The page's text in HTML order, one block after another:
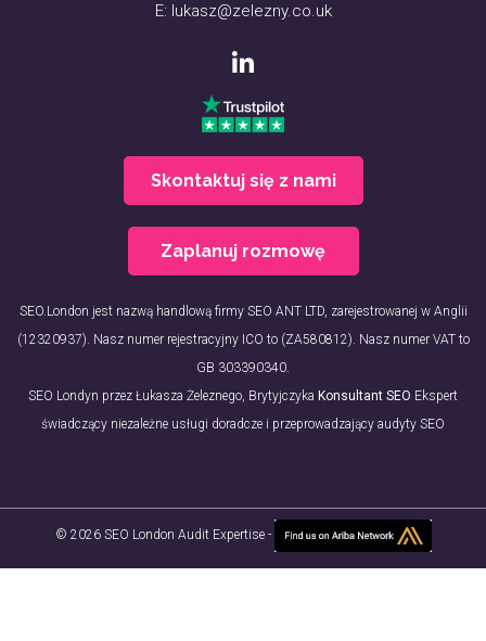
E: lukasz@zelezny.co.uk
Skontaktuj się z nami
Zaplanuj rozmowę
SEO.London jest nazwą handlową firmy SEO ANT LTD, zarejestrowanej w Anglii
(12320937). Nasz numer rejestracyjny ICO to (ZA580812). Nasz numer VAT to
GB 303390340.
SEO Londyn przez Łukasza Żeleznego, Brytyjczyka Konsultant SEO Ekspert
świadczący niezależne usługi doradcze i przeprowadzający audyty SEO
© 2026 SEO London Audit Expertise -